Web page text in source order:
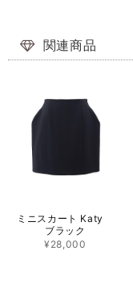
関連商品
ミニスカート Katy
ブラック
¥28,000